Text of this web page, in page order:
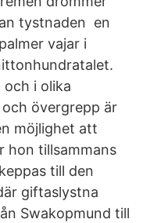
tystnaden  en
vajar i
och i olika
övergrepp är
möjlighet att
hon tillsammans
till den
giftaslystna
Swakopmund till